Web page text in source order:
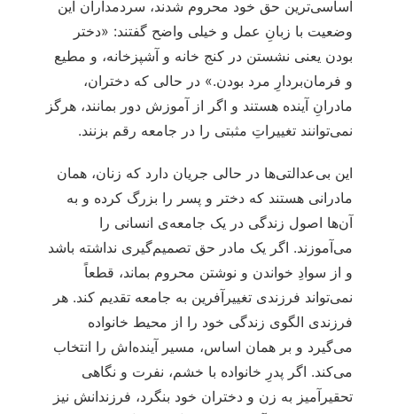
اساسی‌ترین حق خود محروم شدند، سردمداران این
وضعیت با زبانِ عمل و خیلی واضح گفتند: «دختر
بودن یعنی نشستن در کنج خانه و آشپزخانه، و مطیع
و فرمان‌بردارِ مرد بودن.» در حالی که دختران،
مادرانِ آینده هستند و اگر از آموزش دور بمانند، هرگز
نمی‌توانند تغییراتِ مثبتی را در جامعه رقم بزنند.
این بی‌عدالتی‌ها در حالی جریان دارد که زنان، همان
مادرانی هستند که دختر و پسر را بزرگ‌ کرده و به
آن‌ها اصول زندگی در یک جامعه‌ی انسانی را
می‌آموزند. اگر یک مادر حق تصمیم‌گیری نداشته باشد
و از سوادِ خواندن و نوشتن محروم بماند، قطعاً
نمی‌تواند فرزندی تغییرآفرین به جامعه تقدیم کند. هر
فرزندی الگوی زندگی خود را از محیط خانواده
می‌گیرد و بر همان اساس، مسیر آینده‌اش را انتخاب
می‌کند. اگر پدرِ خانواده با خشم، نفرت و نگاهی
تحقیرآمیز به زن و دختران خود بنگرد، فرزندانش نیز